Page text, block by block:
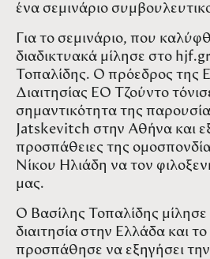
ένα σεμινάριο
Για το σεμινάριο, που
διαδικτυακά μίλησε στο
Τοπαλίδης. Ο πρόεδρος της
Διαιτησίας ΕΟ Τζούντο
σημαντικότητα της
Jatskevitch στην Αθήνα και
προσπάθειες της
Νίκου Ηλιάδη να τον
μας.
Ο Βασίλης Τοπαλίδης μίλησε
διαιτησία στην Ελλάδα και
προσπάθησε να εξηγήσει την